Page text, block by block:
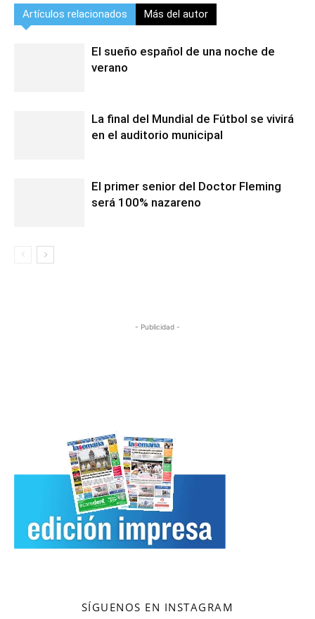
Artículos relacionados Más del autor
El sueño español de una noche de
verano
La final del Mundial de Fútbol se vivirá
en el auditorio municipal
El primer senior del Doctor Fleming
será 100% nazareno
- Publicidad -
SÍGUENOS EN INSTAGRAM